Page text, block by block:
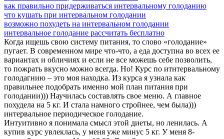
как правильно придерживаться интервальному голоданию
что кушать при интервальном голодании
возможно похудеть на интервальном голодании
интервальное голодание рассчитать бесплатно
Когда ищешь свою систему питания, то слово «голодание»
пугает. В современном мире что-что, а еда доступна во всех ее
вариантах и обличиях и если не все можешь себе позволить,
то пожрать вкусно можно всегда. Но! Курс по итнтервальному
голодагнию – это моя находка. Из курса я узнала как
правильнее подобрать именно мой план питания при
голодании))) Научилась составлять свое меню. А главное
похудела на 5 кг. И стала намного стройнее, чем была)))
интервальное периодическое голодание.
Интуитивно я понимала смысл этой диеты, но ленилась. А
купив курс увлеклась, у меня уже минус 5 кг. У меня 8-